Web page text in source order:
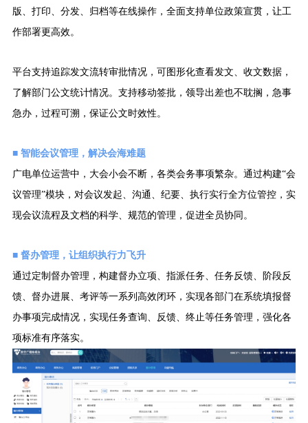
版、打印、分发、归档等在线操作，全面支持单位政策宣贯，让工
作部署更高效。
平台支持追踪发文流转审批情况，可图形化查看发文、收文数据，
了解部门公文统计情况。支持移动签批，领导出差也不耽搁，急事
急办，过程可溯，保证公文时效性。
■ 智能会议管理，解决会海难题
广电单位运营中，大会小会不断，各类会务事项繁杂。通过构建“会
议管理”模块，对会议发起、沟通、纪要、执行实行全方位管控，实
现会议流程及文档的科学、规范的管理，促进全员协同。
■ 督办管理，让组织执行力飞升
通过定制督办管理，构建督办立项、指派任务、任务反馈、阶段反
馈、督办进展、考评等一系列高效闭环，实现各部门在系统填报督
办事项完成情况，实现任务查询、反馈、终止等任务管理，强化各
项标准有序落实。